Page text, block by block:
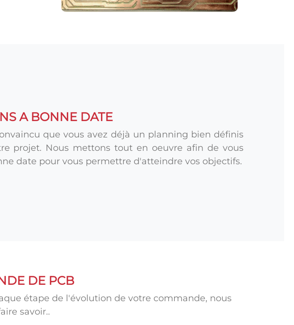
A BONNE DATE
que vous avez déjà un planning bien définis
projet. Nous mettons tout en oeuvre afin de vous
date pour vous permettre d'atteindre vos objectifs.
DE PCB
étape de l'évolution de votre commande, nous
savoir..